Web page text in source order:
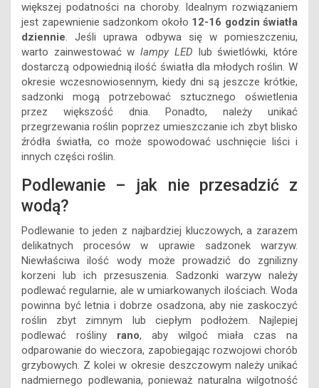
większej podatności na choroby. Idealnym rozwiązaniem
jest zapewnienie sadzonkom około 12-16 godzin światła
dziennie. Jeśli uprawa odbywa się w pomieszczeniu,
warto zainwestować wlampy LED lub świetlówki, które
dostarczą odpowiednią ilość światła dla młodych roślin. W
okresie wczesnowiosennym, kiedy dni są jeszcze krótkie,
sadzonki mogą potrzebować sztucznego oświetlenia
przez większość dnia. Ponadto, należy unikać
przegrzewania roślin poprzez umieszczanie ich zbyt blisko
źródła światła, co może spowodować uschnięcie liści i
innych części roślin.
Podlewanie – jak nie przesadzić z
wodą?
Podlewanie to jeden z najbardziej kluczowych, a zarazem
delikatnych procesów w uprawie sadzonek warzyw.
Niewłaściwa ilość wody może prowadzić do zgnilizny
korzeni lub ich przesuszenia. Sadzonki warzyw należy
podlewać regularnie, ale w umiarkowanych ilościach. Woda
powinna być letnia i dobrze osadzona, aby nie zaskoczyć
roślin zbyt zimnym lub ciepłym podłożem. Najlepiej
podlewać rośliny rano, aby wilgoć miała czas na
odparowanie do wieczora, zapobiegając rozwojowi chorób
grzybowych. Z kolei w okresie deszczowym należy unikać
nadmiernego podlewania, ponieważ naturalna wilgotność